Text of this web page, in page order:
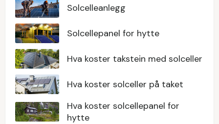
Solcelleanlegg
Solcellepanel for hytte
Hva koster takstein med solceller
Hva koster solceller på taket
Hva koster solcellepanel for
hytte